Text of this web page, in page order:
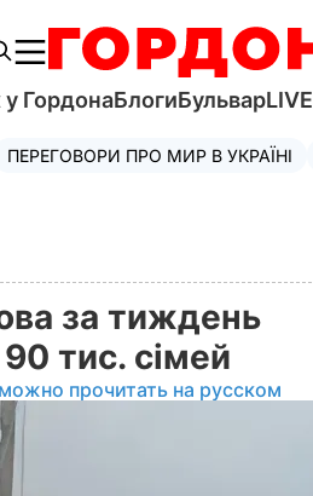
у ГордонаБлогиБульварLIVE
ПЕРЕГОВОРИ ПРО МИР В УКРАЇНІ
за тиждень
тис. сімей
прочитать на русском